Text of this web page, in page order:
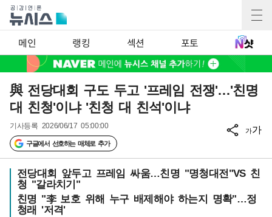
메인 랭킹 섹션 포토
與 전당대회 구도 두고 '프레임 전쟁'…'친명
대 친청'이냐 '친청 대 친석'이냐
기사등록 2026/06/17 05:00:00
구글에서 선호하는 매체로 추가
가가
전당대회 앞두고 프레임 싸움…친명 "명청대전"VS 친
청 "갈라치기"
친명 "李 보호 위해 누구 배제해야 하는지 명확"…정
청래 '저격'